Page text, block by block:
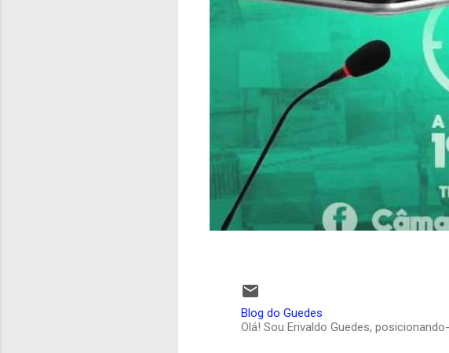
Blog do Guedes
Olá! Sou Erivaldo Guedes,